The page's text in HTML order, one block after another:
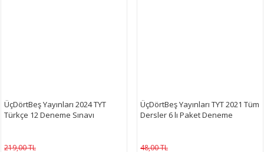
ÜçDörtBeş Yayınları 2024 TYT
Türkçe 12 Deneme Sınavı
219,00 TL
ÜçDörtBeş Yayınları TYT 2021 Tüm
Dersler 6 lı Paket Deneme
48,00 TL